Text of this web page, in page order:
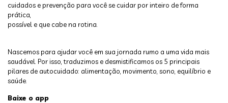
cuidados e prevenção para você se cuidar por inteiro de forma
prática,
possível e que cabe na rotina.
Nascemos para ajudar você em sua jornada rumo a uma vida mais
saudável. Por isso, traduzimos e desmistificamos os 5 principais
pilares de autocuidado: alimentação, movimento, sono, equilíbrio e
saúde.
Baixe o app